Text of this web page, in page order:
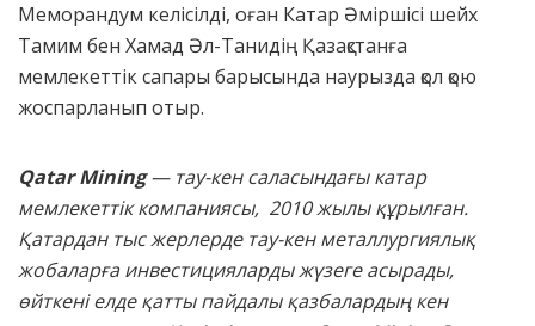
Меморандум келісілді, оған Катар Әміршісі шейх
Тамим бен Хамад Әл-Танидің Қазақстанға
мемлекеттік сапары барысында наурызда қол қою
жоспарланып отыр.
Qatar Mining— тау-кен саласындағы катар
мемлекеттік компаниясы, 2010 жылы құрылған.
Қатардан тыс жерлерде тау-кен металлургиялық
жобаларға инвестицияларды жүзеге асырады,
өйткені елде қатты пайдалы қазбалардың кен